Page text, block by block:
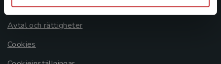
Om oss
Avtal och rättigheter
Cookies